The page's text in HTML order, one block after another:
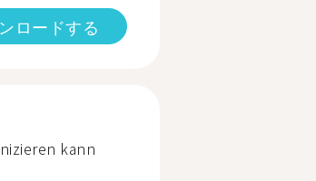
ロードする
kann